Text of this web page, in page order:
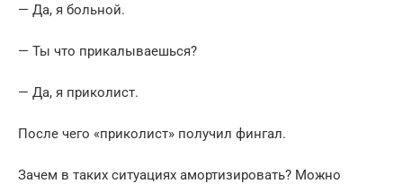
— Да, я больной.
— Ты что прикалываешься?
— Да, я приколист.
После чего «приколист» получил фингал.
Зачем в таких ситуациях амортизировать? Можно